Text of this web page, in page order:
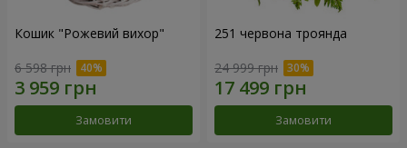
Кошик "Рожевий вихор"
6 598 грн
Замовити
251 червона троянда
24 999 грн
Замовити